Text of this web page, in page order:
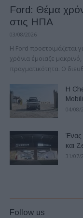
Ford: Θέμα
στις ΗΠΑ
03/08/2026
Η Ford προετοιμάζεται
χρόνια έμοιαζε
πραγματικότητα. Ο
Η
04/08/
Ένας
και
31/07/
Follow us